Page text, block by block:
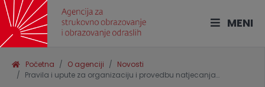
MENI
Početna O agenciji
Novosti
Pravila i upute za organizaciju i provedbu natjecanja…